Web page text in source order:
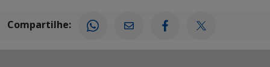
Compartilhe: